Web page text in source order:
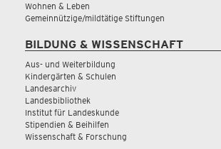
Wohnen & Leben
Gemeinnützige/mildtätige Stiftungen
BILDUNG & WISSENSCHAFT
Aus- und Weiterbildung
Kindergärten & Schulen
Landesarchiv
Landesbibliothek
Institut für Landeskunde
Stipendien & Beihilfen
Wissenschaft & Forschung